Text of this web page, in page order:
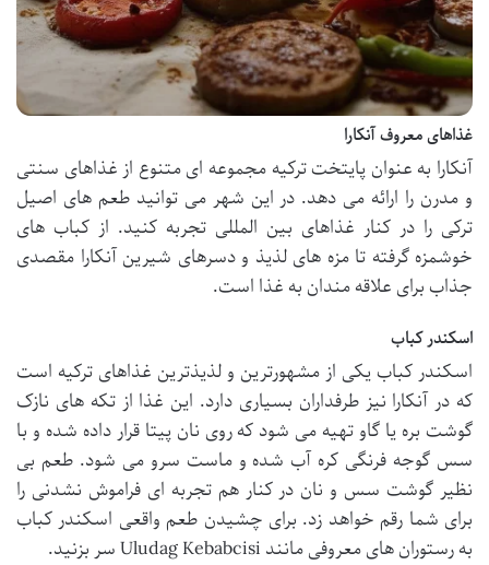
غذاهای معروف آنکارا
آنکارا به عنوان پایتخت ترکیه مجموعه ای متنوع از غذاهای سنتی
و مدرن را ارائه می دهد. در این شهر می توانید طعم های اصیل
ترکی را در کنار غذاهای بین المللی تجربه کنید. از کباب های
خوشمزه گرفته تا مزه های لذیذ و دسرهای شیرین آنکارا مقصدی
جذاب برای علاقه مندان به غذا است.
اسکندر کباب
اسکندر کباب یکی از مشهورترین و لذیذترین غذاهای ترکیه است
که در آنکارا نیز طرفداران بسیاری دارد. این غذا از تکه های نازک
گوشت بره یا گاو تهیه می شود که روی نان پیتا قرار داده شده و با
سس گوجه فرنگی کره آب شده و ماست سرو می شود. طعم بی
نظیر گوشت سس و نان در کنار هم تجربه ای فراموش نشدنی را
برای شما رقم خواهد زد. برای چشیدن طعم واقعی اسکندر کباب
به رستوران های معروفی مانند Uludag Kebabcisi سر بزنید.